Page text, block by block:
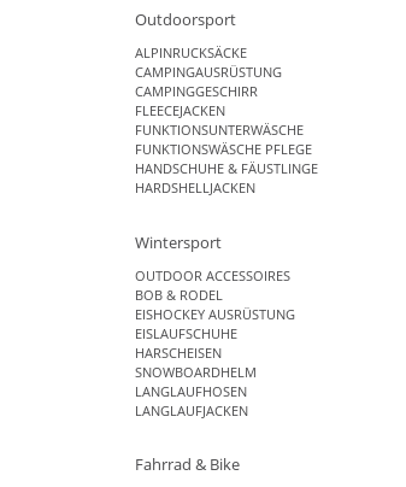
Outdoorsport
ALPINRUCKSÄCKE
CAMPINGAUSRÜSTUNG
CAMPINGGESCHIRR
FLEECEJACKEN
FUNKTIONSUNTERWÄSCHE
FUNKTIONSWÄSCHE PFLEGE
HANDSCHUHE & FÄUSTLINGE
HARDSHELLJACKEN
Wintersport
OUTDOOR ACCESSOIRES
BOB & RODEL
EISHOCKEY AUSRÜSTUNG
EISLAUFSCHUHE
HARSCHEISEN
SNOWBOARDHELM
LANGLAUFHOSEN
LANGLAUFJACKEN
Fahrrad & Bike